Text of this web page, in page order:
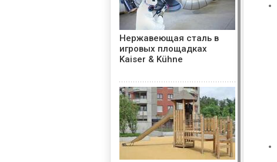
Нержавеющая сталь в
игровых площадках
Kaiser & Kühne